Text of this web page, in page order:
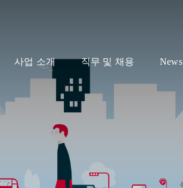
사업 소개 직무 및 채용 News